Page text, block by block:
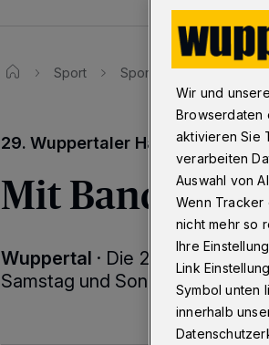
Sport Sporttexte Mit
29. Wuppertaler Hallenfußball-
Mit Bande
Wuppertal · Die 29. Fußball-
Samstag und Sonntag jeweils
Wir und unsere
Browserdaten
aktivieren Sie
verarbeiten
Auswahl von
Wenn Tracker
nicht mehr so
Ihre
Link
Symbol unten
innerhalb